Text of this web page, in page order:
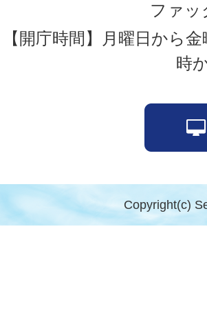
ファッ
【開庁時間】月曜日から
時
Copyright(c)